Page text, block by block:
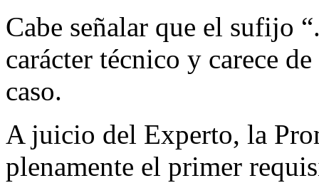
Cabe señalar que el sufijo
carácter técnico y carece
caso.
A juicio del Experto, la
plenamente el primer